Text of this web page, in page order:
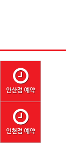
안산점 예약
인천점 예약